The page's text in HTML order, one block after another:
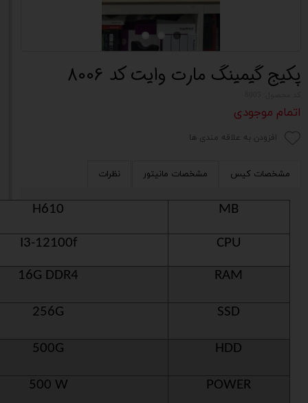
پکیج گیمینگ مارت وایت کد 8006
اتمام موجودی
افزودن به علاقه مندی ها
مشخصات کیس مشخصات مانیتور نظرات
MB
H610
CPU
I3-12100f
RAM
16G DDR4
SSD
256G
HDD
500G
POWER
500 W